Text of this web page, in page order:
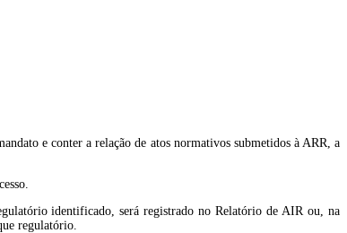
e conter a relação de atos normativos submetidos à ARR, a
identificado, será registrado no Relatório de AIR ou, na
regulatório.